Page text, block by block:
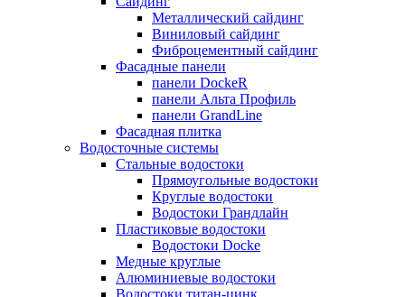
Металлический сайдинг
Виниловый сайдинг
Фиброцементный сайдинг
Фасадные панели
панели DockeR
панели Альта Профиль
панели GrandLine
Фасадная плитка
Водосточные системы
Стальные водостоки
Прямоугольные водостоки
Круглые водостоки
Водостоки Грандлайн
Пластиковые водостоки
Водостоки Docke
Медные круглые
Алюминиевые водостоки
Водостоки титан-цинк